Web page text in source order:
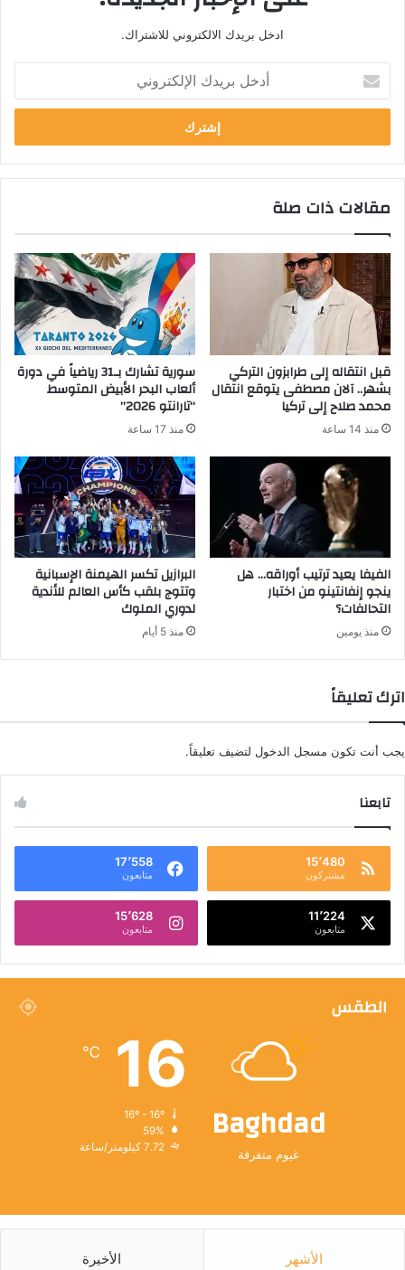
ادخل بريدك الالكتروني للاشتراك.
خ
ب
ر
د
ا
ل
إ
ل
ك
ت
ر
و
ن
ي
مقالات ذات صلة
قبل انتقاله إلى طرابزون التركي
بشهر.. آلان مصطفى يتوقع انتقال
محمد صلاح إلى تركيا
منذ 14 ساعة
سورية تشارك بـ31 رياضياً في دورة
ألعاب البحر الأبيض المتوسط
“تارانتو 2026”
منذ 17 ساعة
الفيفا يعيد ترتيب أوراقه… هل
ينجو إنفانتينو من اختبار
التحالفات؟
منذ يومين
البرازيل تكسر الهيمنة الإسبانية
وتتوج بلقب كأس العالم للأندية
لدوري الملوك
منذ 5 أيام
اترك تعليقاً
يجب أنت تكون مسجل الدخول لتضيف تعليقاً.
تابعنا
15٬480
مشتركون
17٬558
متابعون
11٬224
متابعون
15٬628
متابعون
الطقس
Baghdad
غيوم متفرقة
16
℃
59%
7.72 كيلومتر/ساعة
الأشهر الأخيرة